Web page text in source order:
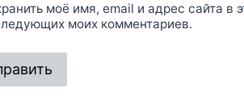
моё имя, email и адрес сайта в
моих комментариев.